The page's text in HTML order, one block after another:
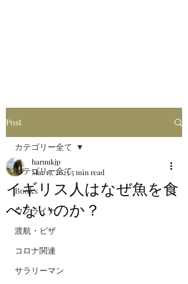
Post
カテゴリー全て
Books
ウクライナ
渡航・ビザ
コロナ関連
サラリーマン
カテゴリー全て
イギリス人はなぜ魚を食
べないのか？
haruukjp
Mar 19, 20255 min read